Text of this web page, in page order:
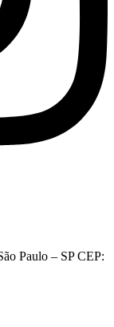
Paulo – SP CEP: